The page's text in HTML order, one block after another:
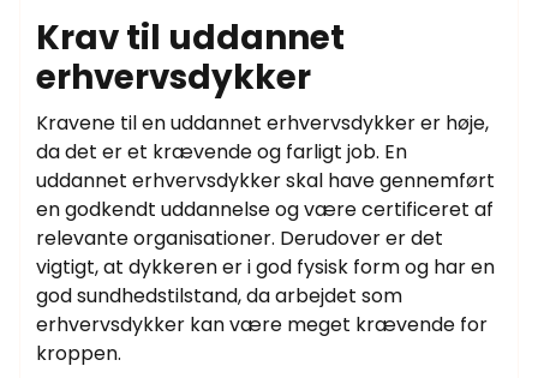
Krav til uddannet
erhvervsdykker
Kravene til en uddannet erhvervsdykker er høje,
da det er et krævende og farligt job. En
uddannet erhvervsdykker skal have gennemført
en godkendt uddannelse og være certificeret af
relevante organisationer. Derudover er det
vigtigt, at dykkeren er i god fysisk form og har en
god sundhedstilstand, da arbejdet som
erhvervsdykker kan være meget krævende for
kroppen.